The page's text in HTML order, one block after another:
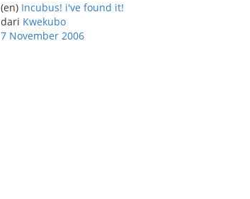
(en) Incubus! i've found it!
dari Kwekubo
7 November 2006